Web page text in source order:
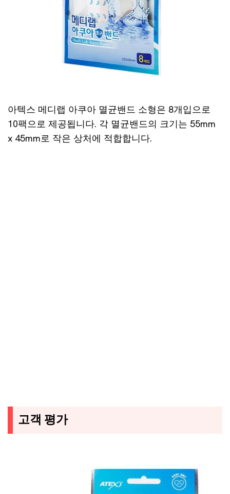
아텍스 메디랩 아쿠아 멸균밴드 소형은 8개입으로
10팩으로 제공됩니다. 각 멸균밴드의 크기는 55mm
x 45mm로 작은 상처에 적합합니다.
고객 평가